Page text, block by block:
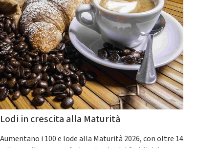
Lodi in crescita alla Maturità
Aumentano i 100 e lode alla Maturità 2026, con oltre 14